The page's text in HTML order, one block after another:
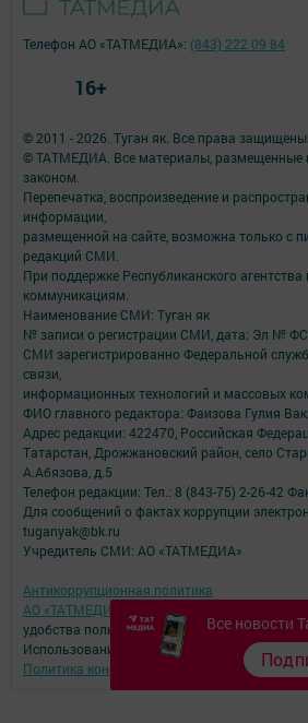
Все новости
© 2011 - 2026. Туган як. Все права защищены.
© ТАТМЕДИА. Все материалы, размещенные
законом.
Перепечатка, воспроизведение и
информации,
размещенной на сайте, возможна только с
редакций СМИ.
При поддержке Республиканского
коммуникациям.
Наименование СМИ: Туган як
№ записи о регистрации СМИ, дата: Эл № ФС
СМИ зарегистрированно Федеральной
связи,
информационных технологий и массовых
ФИО главного редактора: Фаизова Гулия
Адрес редакции: 422470, Российская
Татарстан, Дрожжановский район, село
А.Абязова, д.5
Телефон редакции: Тел.: 8 (843-75) 2-26-42
Для сообщений о фактах коррупции
tuganyak@bk.ru
Учредитель СМИ: АО «ТАТМЕДИА»
Антикоррупционная политика
АО «ТАТМЕДИА» использует «cookie»
для
удобства пользователей сайтом.
Использование «cookie» можно отменить в
Политика конфиденциальности
Телефон АО «ТАТМЕДИА»: (843) 222 09 84
16+